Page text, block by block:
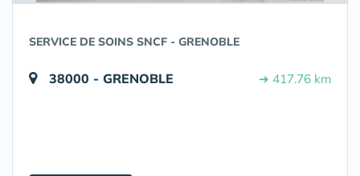
SERVICE DE SOINS SNCF - GRENOBLE
38000 - GRENOBLE ➔ 417.76 km